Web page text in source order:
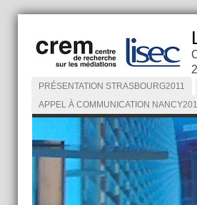
PRÉSENTATION STRASBOURG2011
APPEL À COMMUNICATION